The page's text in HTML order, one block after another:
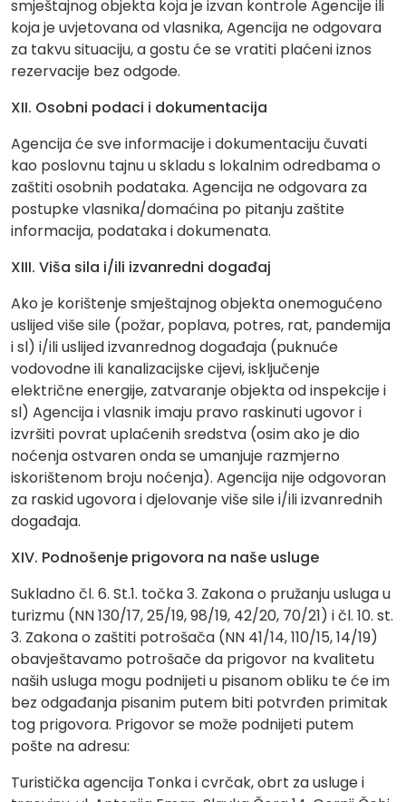
smještajnog objekta koja je izvan kontrole Agencije ili
koja je uvjetovana od vlasnika, Agencija ne odgovara
za takvu situaciju, a gostu će se vratiti plaćeni iznos
rezervacije bez odgode.
XII. Osobni podaci i dokumentacija
Agencija će sve informacije i dokumentaciju čuvati
kao poslovnu tajnu u skladu s lokalnim odredbama o
zaštiti osobnih podataka. Agencija ne odgovara za
postupke vlasnika/domaćina po pitanju zaštite
informacija, podataka i dokumenata.
XIII. Viša sila i/ili izvanredni događaj
Ako je korištenje smještajnog objekta onemogućeno
uslijed više sile (požar, poplava, potres, rat, pandemija
i sl) i/ili uslijed izvanrednog događaja (puknuće
vodovodne ili kanalizacijske cijevi, isključenje
električne energije, zatvaranje objekta od inspekcije i
sl) Agencija i vlasnik imaju pravo raskinuti ugovor i
izvršiti povrat uplaćenih sredstva (osim ako je dio
noćenja ostvaren onda se umanjuje razmjerno
iskorištenom broju noćenja). Agencija nije odgovoran
za raskid ugovora i djelovanje više sile i/ili izvanrednih
događaja.
XIV. Podnošenje prigovora na naše usluge
Sukladno čl. 6. St.1. točka 3. Zakona o pružanju usluga u
turizmu (NN 130/17, 25/19, 98/19, 42/20, 70/21) i čl. 10. st.
3. Zakona o zaštiti potrošača (NN 41/14, 110/15, 14/19)
obavještavamo potrošače da prigovor na kvalitetu
naših usluga mogu podnijeti u pisanom obliku te će im
bez odgađanja pisanim putem biti potvrđen primitak
tog prigovora. Prigovor se može podnijeti putem
pošte na adresu:
Turistička agencija Tonka i cvrčak, obrt za usluge i